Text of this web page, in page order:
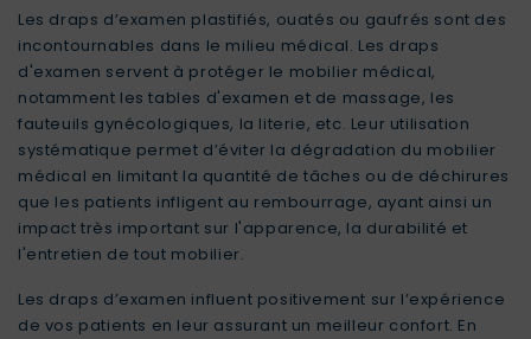
Les draps d’examen plastifiés, ouatés ou gaufrés sont des
incontournables dans le milieu médical. Les draps
d'examen servent à protéger le mobilier médical,
notamment les tables d'examen et de massage, les
fauteuils gynécologiques, la literie, etc. Leur utilisation
systématique permet d’éviter la dégradation du mobilier
médical en limitant la quantité de tâches ou de déchirures
que les patients infligent au rembourrage, ayant ainsi un
impact très important sur l'apparence, la durabilité et
l'entretien de tout mobilier.
Les draps d’examen influent positivement sur l’expérience
de vos patients en leur assurant un meilleur confort. En